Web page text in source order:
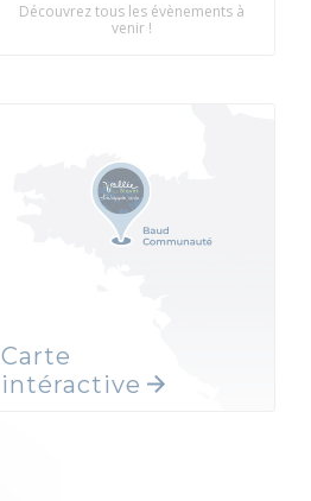
Découvrez tous les évènements à
venir !
Carte
intéractive